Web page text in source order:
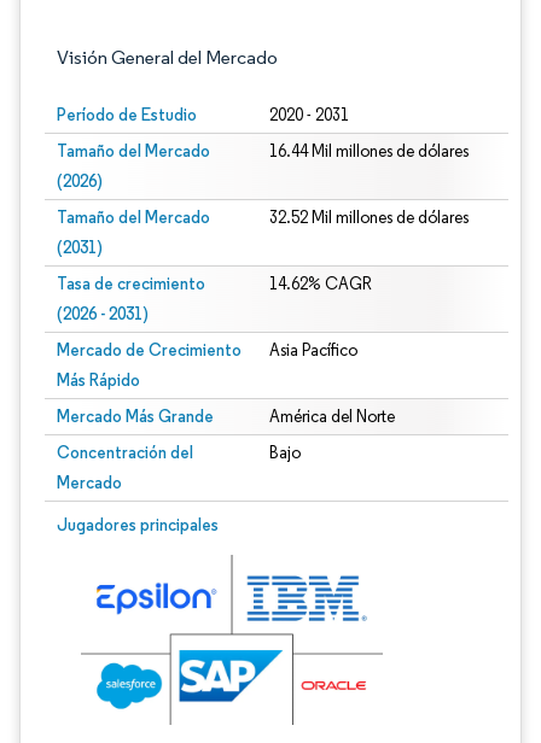
Visión General del Mercado
Período de Estudio 2020 - 2031
Tamaño del Mercado
(2026)
16.44 Mil millones de dólares
Tamaño del Mercado
(2031)
32.52 Mil millones de dólares
Tasa de crecimiento
(2026 - 2031)
14.62% CAGR
Mercado de Crecimiento
Más Rápido
Asia Pacífico
Mercado Más Grande América del Norte
Concentración del
Mercado
Bajo
Jugadores principales
Imagen © Mordor Intelligence. El uso requiere atribución según CC BY 4.0.